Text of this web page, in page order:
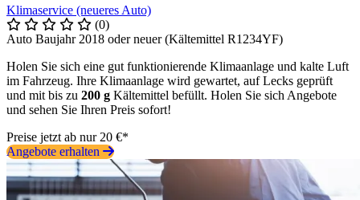
Klimaservice (neueres Auto)
(0)
Auto Baujahr 2018 oder neuer (Kältemittel R1234YF)
Holen Sie sich eine gut funktionierende Klimaanlage und kalte Luft
im Fahrzeug. Ihre Klimaanlage wird gewartet, auf Lecks geprüft
und mit bis zu 200 g Kältemittel befüllt. Holen Sie sich Angebote
und sehen Sie Ihren Preis sofort!
Preise jetzt ab nur 20 €*
Angebote erhalten